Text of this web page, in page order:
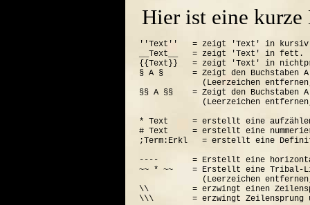
Hier ist eine
''Text''   = zeigt 'Text' in
__Text__   = zeigt 'Text' in fett.
{{Text}}   = zeigt 'Text' in
§ A §      = Zeigt den Buchstaben
(Leerzeichen
§§ A §§    = Zeigt den Buchstaben
(Leerzeichen
* Text     = erstellt eine
# Text     = erstellt eine
;Term:Erkl   = erstellt eine
----       = Erstellt eine
~~ * ~~    = Erstellt eine Tribal-
(Leerzeichen
\\         = erzwingt einen
\\\        = erzwingt Zeilensprung